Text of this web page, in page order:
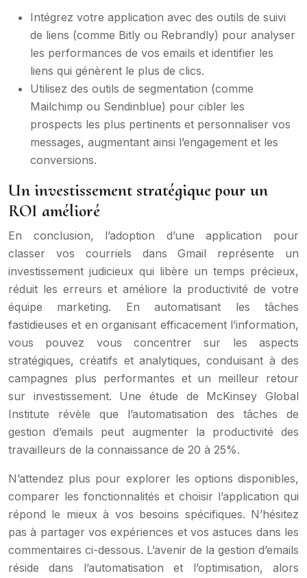
Intégrez votre application avec des outils de suivi
de liens (comme Bitly ou Rebrandly) pour analyser
les performances de vos emails et identifier les
liens qui génèrent le plus de clics.
Utilisez des outils de segmentation (comme
Mailchimp ou Sendinblue) pour cibler les
prospects les plus pertinents et personnaliser vos
messages, augmentant ainsi l’engagement et les
conversions.
Un investissement stratégique pour un
ROI amélioré
En conclusion, l’adoption d’une application pour
classer vos courriels dans Gmail représente un
investissement judicieux qui libère un temps précieux,
réduit les erreurs et améliore la productivité de votre
équipe marketing. En automatisant les tâches
fastidieuses et en organisant efficacement l’information,
vous pouvez vous concentrer sur les aspects
stratégiques, créatifs et analytiques, conduisant à des
campagnes plus performantes et un meilleur retour
sur investissement. Une étude de McKinsey Global
Institute révèle que l’automatisation des tâches de
gestion d’emails peut augmenter la productivité des
travailleurs de la connaissance de 20 à 25%.
N’attendez plus pour explorer les options disponibles,
comparer les fonctionnalités et choisir l’application qui
répond le mieux à vos besoins spécifiques. N’hésitez
pas à partager vos expériences et vos astuces dans les
commentaires ci-dessous. L’avenir de la gestion d’emails
réside dans l’automatisation et l’optimisation, alors